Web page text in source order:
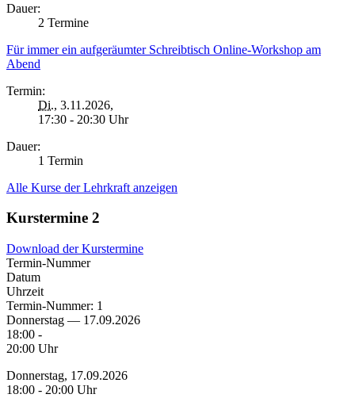
Dauer:
2 Termine
Für immer ein aufgeräumter Schreibtisch Online-Workshop am
Abend
Termin:
Di., 3.11.2026,
17:30 - 20:30 Uhr
Dauer:
1 Termin
Alle Kurse der Lehrkraft anzeigen
Kurstermine 2
Download der Kurstermine
Termin-Nummer
Datum
Uhrzeit
Termin-Nummer: 1
Donnerstag — 17.09.2026
18:00 -
20:00 Uhr
Donnerstag, 17.09.2026
18:00 - 20:00 Uhr